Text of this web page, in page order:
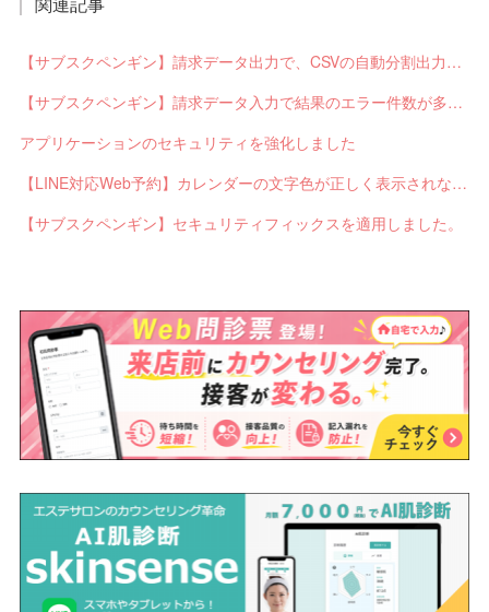
【サブスクペンギン】請求データ出力で、CSVの自動分割出力と出力ステータスの確認ができるようになりました。
【サブスクペンギン】請求データ入力で結果のエラー件数が多い場合に応答不能になるバグを修正しました。
アプリケーションのセキュリティを強化しました
【LINE対応Web予約】カレンダーの文字色が正しく表示されないバグを修正しました。
【サブスクペンギン】セキュリティフィックスを適用しました。